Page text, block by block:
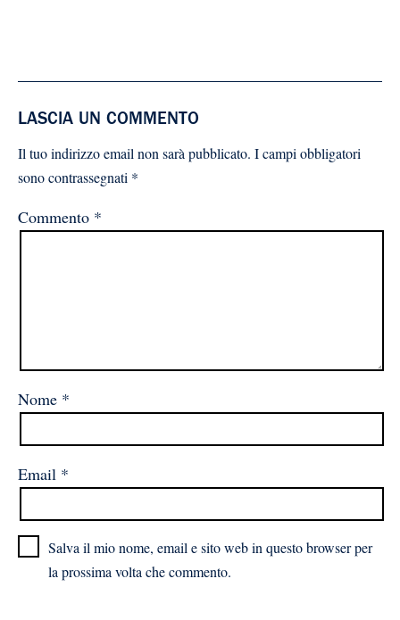
LASCIA UN COMMENTO
Il tuo indirizzo email non sarà pubblicato. I campi obbligatori
sono contrassegnati *
Commento *
Nome *
Email *
Salva il mio nome, email e sito web in questo browser per
la prossima volta che commento.